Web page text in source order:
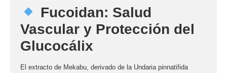
Fucoidan: Salud
Vascular y Protección del
Glucocálix
El extracto de Mekabu, derivado de la Undaria pinnatifida